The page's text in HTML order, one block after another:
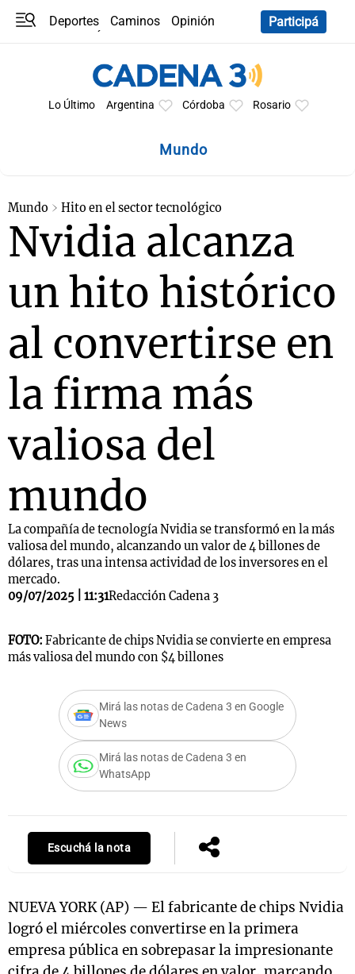
Deportes Caminos
Opinión
Participá
Lo Último Argentina Córdoba Rosario
Mundo
Mundo Hito en el sector tecnológico
Nvidia alcanza
un hito histórico
al convertirse en
la firma más
valiosa del
mundo
La compañía de tecnología Nvidia se transformó en la más
valiosa del mundo, alcanzando un valor de 4 billones de
dólares, tras una intensa actividad de los inversores en el
mercado.
09/07/2025 | 11:31Redacción Cadena 3
FOTO: Fabricante de chips Nvidia se convierte en empresa
más valiosa del mundo con $4 billones
Mirá las notas de Cadena 3 en Google
News
Mirá las notas de Cadena 3 en
WhatsApp
Escuchá la nota
NUEVA YORK (AP) — El fabricante de chips Nvidia
logró el miércoles convertirse en la primera
empresa pública en sobrepasar la impresionante
Mundial 2026